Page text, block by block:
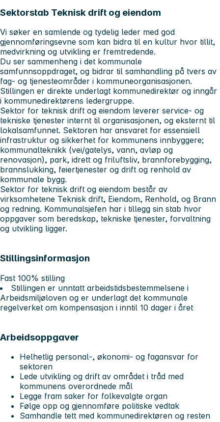
Sektorstab Teknisk drift og eiendom
Vi søker en samlende og tydelig leder med god
gjennomføringsevne som kan bidra til en kultur hvor tillit,
medvirkning og utvikling er fremtredende.
Du ser sammenheng i det kommunale
samfunnsoppdraget, og bidrar til samhandling på tvers av
fag- og tjenesteområder i kommuneorganisasjonen.
Stillingen er direkte underlagt kommunedirektør og inngår
i kommunedirektørens ledergruppe.
Sektor for teknisk drift og eiendom leverer service- og
tekniske tjenester internt til organisasjonen, og eksternt til
lokalsamfunnet. Sektoren har ansvaret for essensiell
infrastruktur og sikkerhet for kommunens innbyggere;
kommunalteknikk (vei/gatelys, vann, avløp og
renovasjon), park, idrett og friluftsliv, brannforebygging,
brannslukking, feiertjenester og drift og renhold av
kommunale bygg.
Sektor for teknisk drift og eiendom består av
virksomhetene Teknisk drift, Eiendom, Renhold, og Brann
og redning. Kommunalsjefen har i tillegg sin stab hvor
oppgaver som beredskap, tekniske tjenester, forvaltning
og utvikling ligger.
Stillingsinformasjon
Fast 100% stilling
Stillingen er unntatt arbeidstidsbestemmelsene i
Arbeidsmiljøloven og er underlagt det kommunale
regelverket om kompensasjon i inntil 10 dager i året
Arbeidsoppgaver
Helhetlig personal-, økonomi- og fagansvar for
sektoren
Lede utvikling og drift av området i tråd med
kommunens overordnede mål
Legge fram saker for folkevalgte organ
Følge opp og gjennomføre politiske vedtak
Samhandle tett med kommunedirektøren og resten